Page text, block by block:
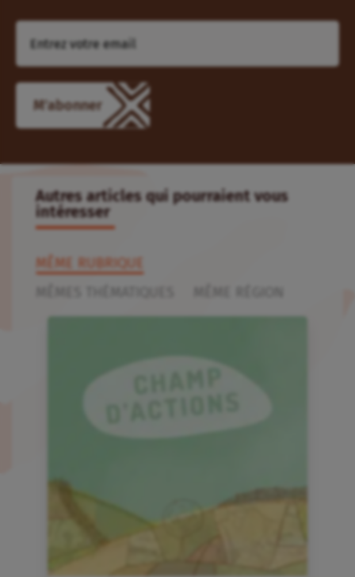
M'abonner
Autres articles qui pourraient vous
intéresser
MÊME RUBRIQUE